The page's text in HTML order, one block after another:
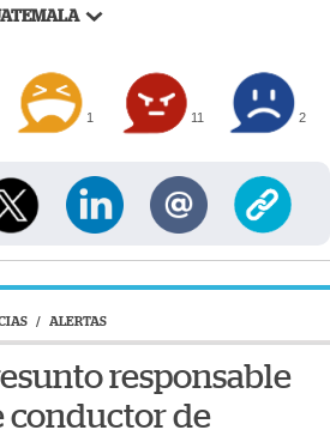
1 11 2
/ ALERTAS
responsable
conductor de